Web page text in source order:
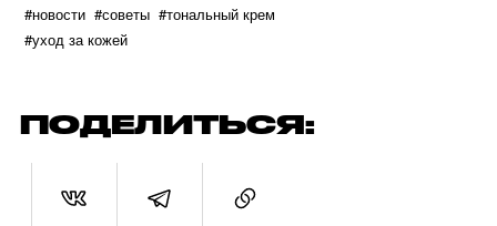
#новости #советы #тональный крем
#уход за кожей
ПОДЕЛИТЬСЯ: